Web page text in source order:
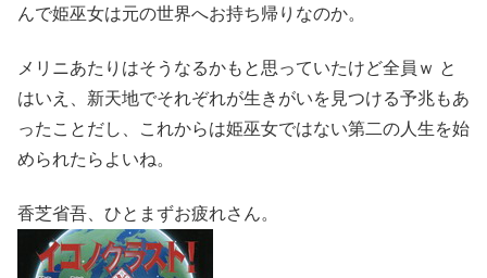
んで姫巫女は元の世界へお持ち帰りなのか。
メリニあたりはそうなるかもと思っていたけど全員ｗ と
はいえ、新天地でそれぞれが生きがいを見つける予兆もあ
ったことだし、これからは姫巫女ではない第二の人生を始
められたらよいね。
香芝省吾、ひとまずお疲れさん。